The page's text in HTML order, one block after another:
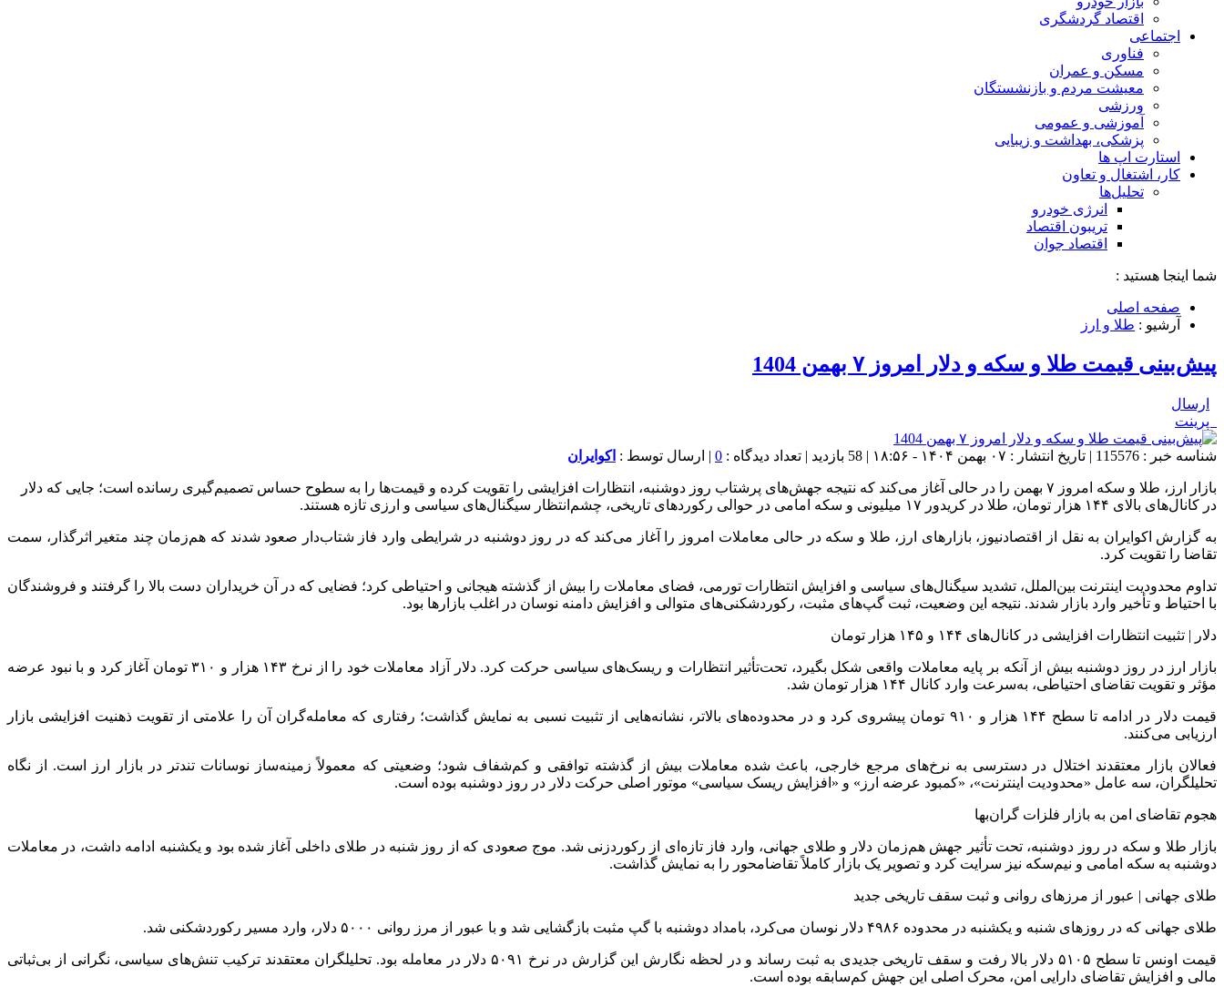
اقتصاد گردشگری
اجتماعی
فناوری
مسکن و عمران
معیشت مردم و بازنشستگان
ورزشی
آموزشی و عمومی
پزشکی، بهداشت و زیبایی
استارت اپ ها
کار، اشتغال و تعاون
تحلیل‌ها
انرژی خودرو
تریبون اقتصاد
اقتصاد جوان
شما اینجا هستید :
صفحه اصلی
آرشیو : طلا و ارز
پیش‌بینی قیمت طلا و سکه و دلار امروز ۷ بهمن 1404
ارسال
پرینت
شناسه خبر : 115576 | تاریخ انتشار : ۰۷ بهمن ۱۴۰۴ - ۱۸:۵۶ | 58 بازدید | تعداد دیدگاه : 0 | ارسال توسط : اکوایران
بازار ارز، طلا و سکه امروز ۷ بهمن را در حالی آغاز می‌کند که نتیجه جهش‌های پرشتاب روز دوشنبه، انتظارات افزایشی را تقویت کرده و قیمت‌ها را به سطوح حساس تصمیم‌گیری رسانده است؛ جایی که دلار
در کانال‌های بالای ۱۴۴ هزار تومان، طلا در کریدور ۱۷ میلیونی و سکه امامی در حوالی رکوردهای تاریخی، چشم‌انتظار سیگنال‌های سیاسی و ارزی تازه هستند.
به گزارش اکوایران به نقل از اقتصادنیوز، بازارهای ارز، طلا و سکه در حالی معاملات امروز را آغاز می‌کند که در روز دوشنبه در شرایطی وارد فاز شتاب‌دار صعود شدند که هم‌زمان چند متغیر اثرگذار، سمت
تقاضا را تقویت کرد.
تداوم محدودیت اینترنت بین‌الملل، تشدید سیگنال‌های سیاسی و افزایش انتظارات تورمی، فضای معاملات را بیش از گذشته هیجانی و احتیاطی کرد؛ فضایی که در آن خریداران دست بالا را گرفتند و فروشندگان
با احتیاط و تأخیر وارد بازار شدند. نتیجه این وضعیت، ثبت گپ‌های مثبت، رکوردشکنی‌های متوالی و افزایش دامنه نوسان در اغلب بازارها بود.
دلار | تثبیت انتظارات افزایشی در کانال‌های ۱۴۴ و ۱۴۵ هزار تومان
بازار ارز در روز دوشنبه بیش از آنکه بر پایه معاملات واقعی شکل بگیرد، تحت‌تأثیر انتظارات و ریسک‌های سیاسی حرکت کرد. دلار آزاد معاملات خود را از نرخ ۱۴۳ هزار و ۳۱۰ تومان آغاز کرد و با نبود عرضه
مؤثر و تقویت تقاضای احتیاطی، به‌سرعت وارد کانال ۱۴۴ هزار تومان شد.
قیمت دلار در ادامه تا سطح ۱۴۴ هزار و ۹۱۰ تومان پیشروی کرد و در محدوده‌های بالاتر، نشانه‌هایی از تثبیت نسبی به نمایش گذاشت؛ رفتاری که معامله‌گران آن را علامتی از تقویت ذهنیت افزایشی بازار
ارزیابی می‌کنند.
فعالان بازار معتقدند اختلال در دسترسی به نرخ‌های مرجع خارجی، باعث شده معاملات بیش از گذشته توافقی و کم‌شفاف شود؛ وضعیتی که معمولاً زمینه‌ساز نوسانات تندتر در بازار ارز است. از نگاه
تحلیلگران، سه عامل «محدودیت اینترنت»، «کمبود عرضه ارز» و «افزایش ریسک سیاسی» موتور اصلی حرکت دلار در روز دوشنبه بوده است.
هجوم تقاضای امن به بازار فلزات گران‌بها
بازار طلا و سکه در روز دوشنبه، تحت تأثیر جهش هم‌زمان دلار و طلای جهانی، وارد فاز تازه‌ای از رکوردزنی شد. موج صعودی که از روز شنبه در طلای داخلی آغاز شده بود و یکشنبه ادامه داشت، در معاملات
دوشنبه به سکه امامی و نیم‌سکه نیز سرایت کرد و تصویر یک بازار کاملاً تقاضامحور را به نمایش گذاشت.
طلای جهانی | عبور از مرزهای روانی و ثبت سقف تاریخی جدید
طلای جهانی که در روزهای شنبه و یکشنبه در محدوده ۴۹۸۶ دلار نوسان می‌کرد، بامداد دوشنبه با گپ مثبت بازگشایی شد و با عبور از مرز روانی ۵۰۰۰ دلار، وارد مسیر رکوردشکنی شد.
قیمت اونس تا سطح ۵۱۰۵ دلار بالا رفت و سقف تاریخی جدیدی به ثبت رساند و در لحظه نگارش این گزارش در نرخ ۵۰۹۱ دلار در معامله بود. تحلیلگران معتقدند ترکیب تنش‌های سیاسی، نگرانی از بی‌ثباتی
مالی و افزایش تقاضای دارایی امن، محرک اصلی این جهش کم‌سابقه بوده است.